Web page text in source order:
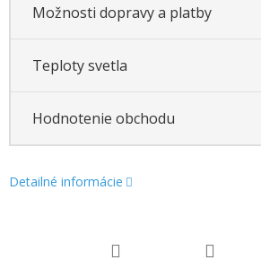
Možnosti dopravy a platby
Teploty svetla
Hodnotenie obchodu
Detailné informácie